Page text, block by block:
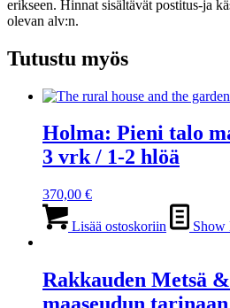
erikseen. Hinnat sisältävät postitus-ja
olevan alv:n.
Tutustu myös
Holma: Pieni talo
3 vrk / 1-2 hlöä
370,00 €
Lisää ostoskoriin Show
Rakkauden Metsä